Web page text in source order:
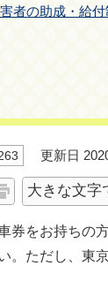
者の助成・給
更新日
大きな文字
券をお持ちの
。ただし、東